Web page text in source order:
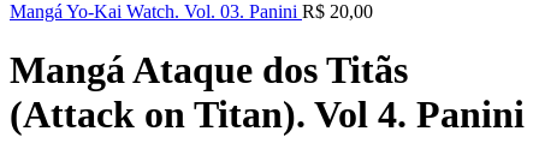
Mangá Yo-Kai Watch. Vol. 03. Panini R$ 20,00
Mangá Ataque dos Titãs
(Attack on Titan). Vol 4. Panini